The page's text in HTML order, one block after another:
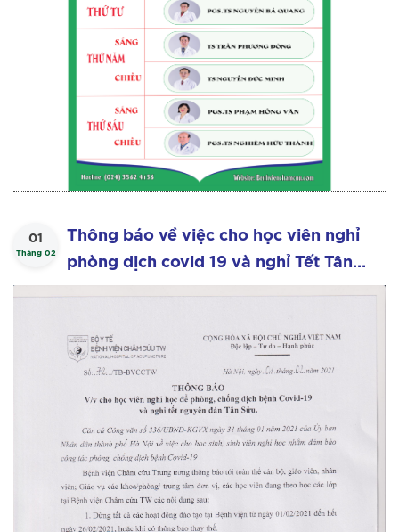
01
Tháng 02
Thông báo về việc cho học viên nghỉ
phòng dịch covid 19 và nghỉ Tết Tân
Sửu